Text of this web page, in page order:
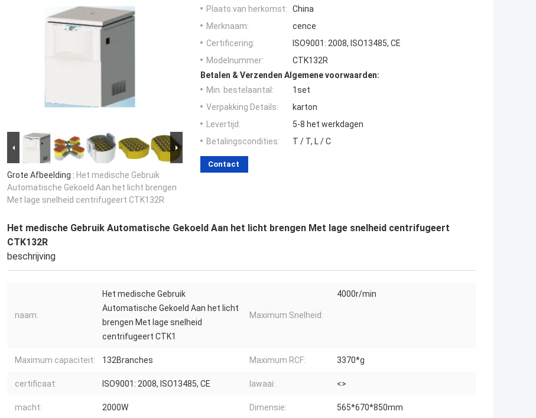
Grote Afbeelding : Het medische Gebruik
Automatische Gekoeld Aan het licht brengen
Met lage snelheid centrifugeert CTK132R
Plaats van herkomst:
China
Merknaam:
cence
Certificering:
ISO9001: 2008, ISO13485, CE
Modelnummer:
CTK132R
Betalen & Verzenden Algemene voorwaarden:
Min. bestelaantal:
1set
Verpakking Details:
karton
Levertijd:
5-8 het werkdagen
Betalingscondities:
T / T, L / C
Contact
Het medische Gebruik Automatische Gekoeld Aan het licht brengen Met lage snelheid centrifugeert
CTK132R
beschrijving
naam:
Het medische Gebruik
Automatische Gekoeld Aan het licht
brengen Met lage snelheid
centrifugeert CTK1
Maximum Snelheid:
4000r/min
Maximum capaciteit: 132Branches Maximum RCF: 3370*g
certificaat: ISO9001: 2008, ISO13485, CE lawaai: <>
macht: 2000W Dimensie: 565*670*850mm